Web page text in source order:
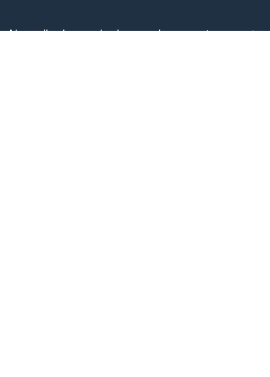
Nouvelle demande de renseignements